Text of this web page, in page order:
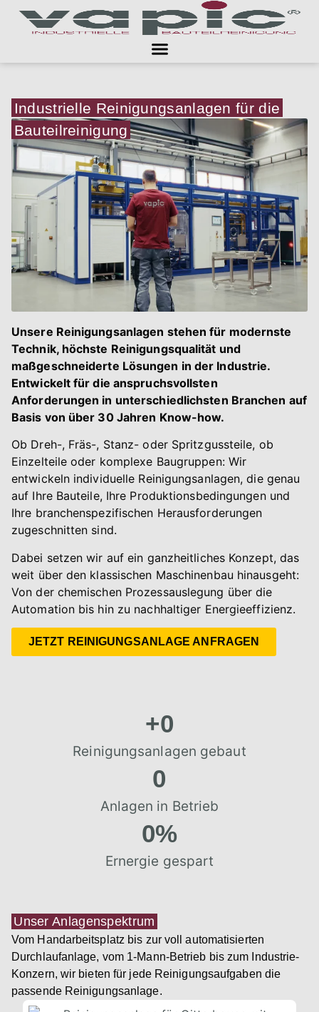
Industrielle Reinigungsanlagen für die
Bauteilreinigung
Unsere Reinigungsanlagen stehen für modernste
Technik, höchste Reinigungsqualität und
maßgeschneiderte Lösungen in der Industrie.
Entwickelt für die anspruchsvollsten
Anforderungen in unterschiedlichsten Branchen auf
Basis von über 30 Jahren Know-how.
Ob Dreh-, Fräs-, Stanz- oder Spritzgussteile, ob
Einzelteile oder komplexe Baugruppen: Wir
entwickeln individuelle Reinigungsanlagen, die genau
auf Ihre Bauteile, Ihre Produktionsbedingungen und
Ihre branchenspezifischen Herausforderungen
zugeschnitten sind.
Dabei setzen wir auf ein ganzheitliches Konzept, das
weit über den klassischen Maschinenbau hinausgeht:
Von der chemischen Prozessauslegung über die
Automation bis hin zu nachhaltiger Energieeffizienz.
JETZT REINIGUNGSANLAGE ANFRAGEN
Reinigungsanlagen gebaut
+0
Anlagen in Betrieb
0
Ernergie gespart
0%
Unser Anlagenspektrum
Vom Handarbeitsplatz bis zur voll automatisierten
Durchlaufanlage, vom 1-Mann-Betrieb bis zum Industrie-
Konzern, wir bieten für jede Reinigungsaufgaben die
passende Reinigungsanlage.